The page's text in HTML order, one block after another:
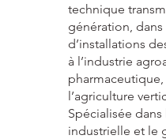
technique
génération,
d’installations
à l’industrie
l’agriculture
Spécialisée
industrielle et le